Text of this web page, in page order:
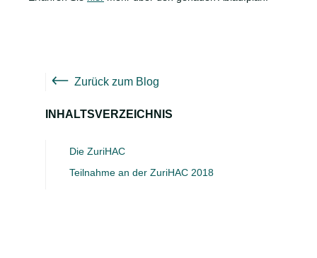
Zurück zum Blog
INHALTSVERZEICHNIS
Die ZuriHAC
Teilnahme an der ZuriHAC 2018